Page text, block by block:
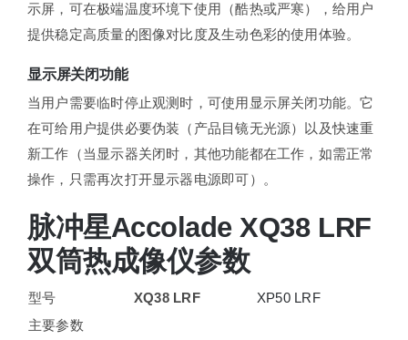
示屏，可在极端温度环境下使用（酷热或严寒），给用户
提供稳定高质量的图像对比度及生动色彩的使用体验。
显示屏关闭功能
当用户需要临时停止观测时，可使用显示屏关闭功能。它
在可给用户提供必要伪装（产品目镜无光源）以及快速重
新工作（当显示器关闭时，其他功能都在工作，如需正常
操作，只需再次打开显示器电源即可）。
脉冲星Accolade XQ38 LRF
双筒热成像仪参数
型号 XQ38 LRF
XP50 LRF
主要参数